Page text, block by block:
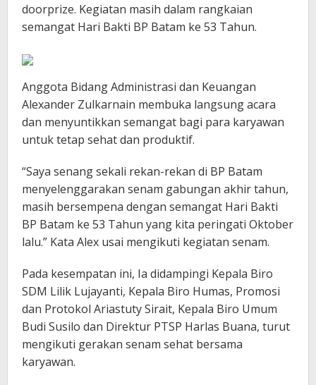
doorprize. Kegiatan masih dalam rangkaian
semangat Hari Bakti BP Batam ke 53 Tahun.
Anggota Bidang Administrasi dan Keuangan
Alexander Zulkarnain membuka langsung acara
dan menyuntikkan semangat bagi para karyawan
untuk tetap sehat dan produktif.
“Saya senang sekali rekan-rekan di BP Batam
menyelenggarakan senam gabungan akhir tahun,
masih bersempena dengan semangat Hari Bakti
BP Batam ke 53 Tahun yang kita peringati Oktober
lalu.” Kata Alex usai mengikuti kegiatan senam.
Pada kesempatan ini, Ia didampingi Kepala Biro
SDM Lilik Lujayanti, Kepala Biro Humas, Promosi
dan Protokol Ariastuty Sirait, Kepala Biro Umum
Budi Susilo dan Direktur PTSP Harlas Buana, turut
mengikuti gerakan senam sehat bersama
karyawan.